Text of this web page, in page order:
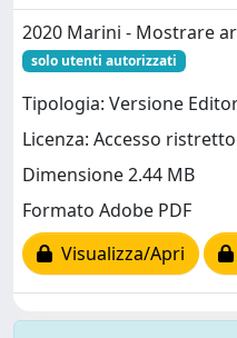
2020 Marini - Mostrare
solo utenti autorizzati
Tipologia: Versione
Licenza: Accesso ristretto
Dimensione 2.44 MB
Formato Adobe PDF
Visualizza/Apri